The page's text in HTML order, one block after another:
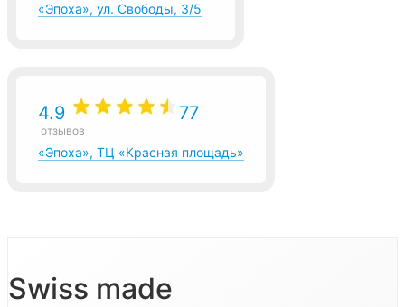
«Эпоха», ул. Свободы, 3/5
4.9 77
отзывов
«Эпоха», ТЦ «Красная площадь»
Swiss made